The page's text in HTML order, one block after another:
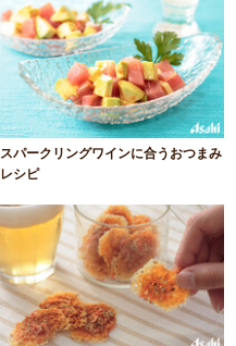
スパークリングワインに合うおつまみ
レシピ